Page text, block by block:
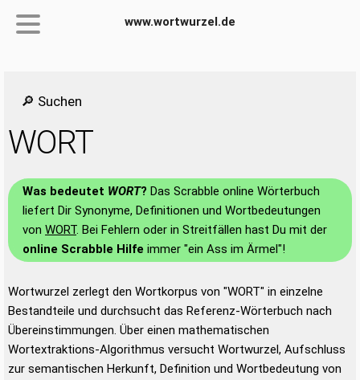
www.wortwurzel.de
🔎 Suchen
WORT
Was bedeutet WORT? Das Scrabble online Wörterbuch
liefert Dir Synonyme, Definitionen und Wortbedeutungen
von WORT. Bei Fehlern oder in Streitfällen hast Du mit der
online Scrabble Hilfe immer "ein Ass im Ärmel"!
Wortwurzel zerlegt den Wortkorpus von "WORT" in einzelne
Bestandteile und durchsucht das Referenz-Wörterbuch nach
Übereinstimmungen. Über einen mathematischen
Wortextraktions-Algorithmus versucht Wortwurzel, Aufschluss
zur semantischen Herkunft, Definition und Wortbedeutung von